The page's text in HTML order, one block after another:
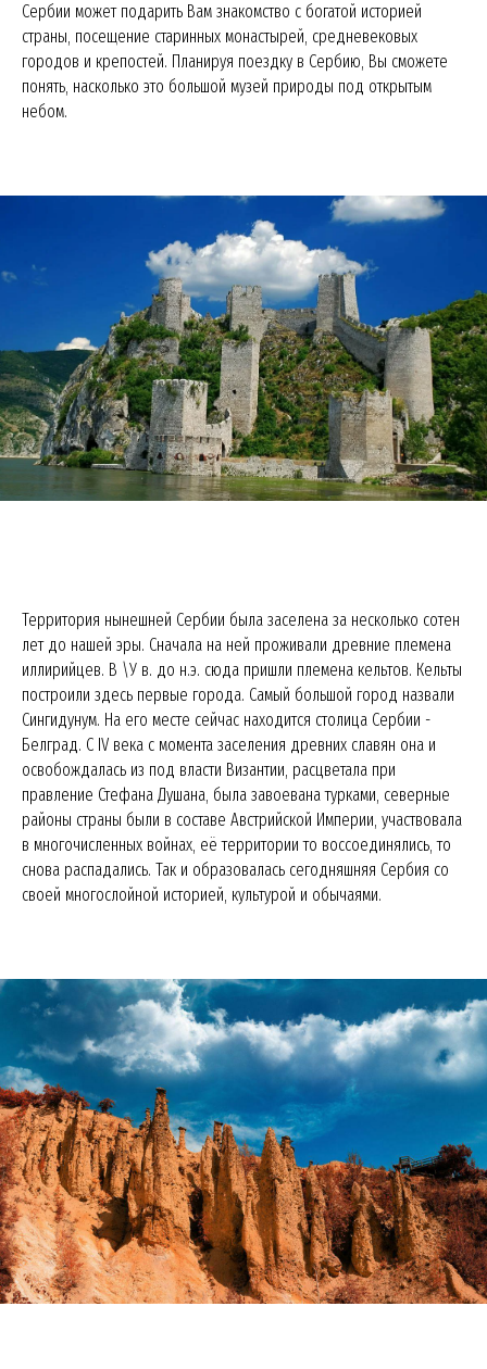
Сербии может подарить Вам знакомство с богатой историей
страны, посещение старинных монастырей, средневековых
городов и крепостей. Планируя поездку в Сербию, Вы сможете
понять, насколько это большой музей природы под открытым
небом.
Территория нынешней Сербии была заселена за несколько сотен
лет до нашей эры. Сначала на ней проживали древние племена
иллирийцев. В \У в. до н.э. сюда пришли племена кельтов. Кельты
построили здесь первые города. Самый большой город назвали
Сингидунум. На его месте сейчас находится столица Сербии -
Белград. С IV века с момента заселения древних славян она и
освобождалась из под власти Византии, расцветала при
правление Стефана Душана, была завоевана турками, северные
районы страны были в составе Австрийской Империи, участвовала
в многочисленных войнах, её территории то воссоединялись, то
снова распадались. Так и образовалась сегодняшняя Сербия со
своей многослойной историей, культурой и обычаями.